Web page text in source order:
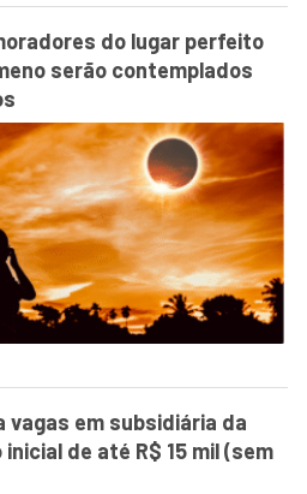
do lugar perfeito
serão contemplados
vagas em subsidiária da
de até R$ 15 mil (sem